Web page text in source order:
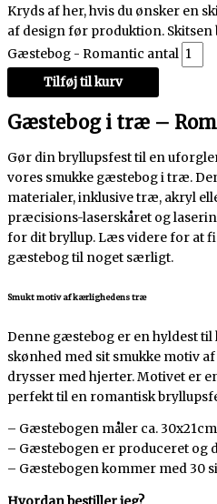
Kryds af her, hvis du ønsker en
af design før produktion.
Gæstebog - Romantic antal
Tilføj til kurv
Gæstebog i træ –
Gør din bryllupsfest til en
vores smukke gæstebog i træ.
materialer, inklusive træ, akryl
præcisions-laserskåret og
for dit bryllup. Læs videre for at
gæstebog til noget særligt.
Smukt motiv af kærlighedens træ
Denne gæstebog er en hyldest
skønhed med sit smukke motiv
drysser med hjerter. Motivet er
perfekt til en romantisk
– Gæstebogen måler ca. 30x21cm
– Gæstebogen er produceret og
– Gæstebogen kommer med 30